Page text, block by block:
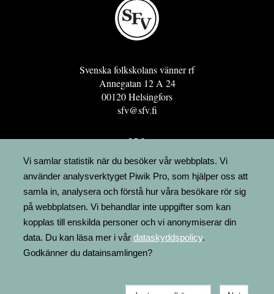
Svenska folkskolans vänner rf
Annegatan 12 A 24
00120 Helsingfors
sfv@sfv.fi
GRO
FÖRENINGSRESURSEN
MINNESRUNOR.FI
UPPSLAGSVERKET FINLAND
LÄGENHETER
FAKTURERING
Vi samlar statistik när du besöker vår webbplats. Vi
använder analysverktyget Piwik Pro, som hjälper oss att
samla in, analysera och förstå hur våra besökare rör sig
på webbplatsen. Vi behandlar inte uppgifter som kan
kopplas till enskilda personer och vi anonymiserar din
data. Du kan läsa mer i vår dataskyddspolicy.
Godkänner du datainsamlingen?